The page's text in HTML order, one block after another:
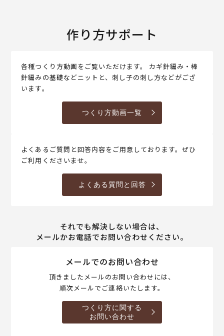
作り方サポート
各種つくり方動画をご覧いただけます。 カギ針編み・棒
針編みの基礎などニットと、刺し子の刺し方などがござ
います。
つくり方動画一覧
よくあるご質問と回答内容をご用意しております。ぜひ
ご利用くださいませ。
よくある質問と回答
それでも解決しない場合は、
メールかお電話でお問い合わせください。
メールでのお問い合わせ
頂きましたメールのお問い合わせには、
順次メールでご連絡いたします。
つくり方に関する
お問い合わせ